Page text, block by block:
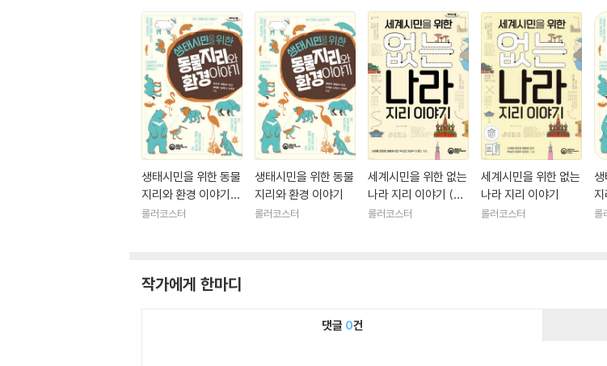
생태시민을 위한 동물
지리와 환경 이야기
(큰글자도서)
롤러코스터
생태시민을 위한 동물
지리와 환경 이야기
롤러코스터
세계시민을 위한 없는
나라 지리 이야기 (큰
글자도서)
롤러코스터
세계시민을 위한 없는
나라 지리 이야기
롤러코스터
생
지
롤
작가에게 한마디
댓글 0건